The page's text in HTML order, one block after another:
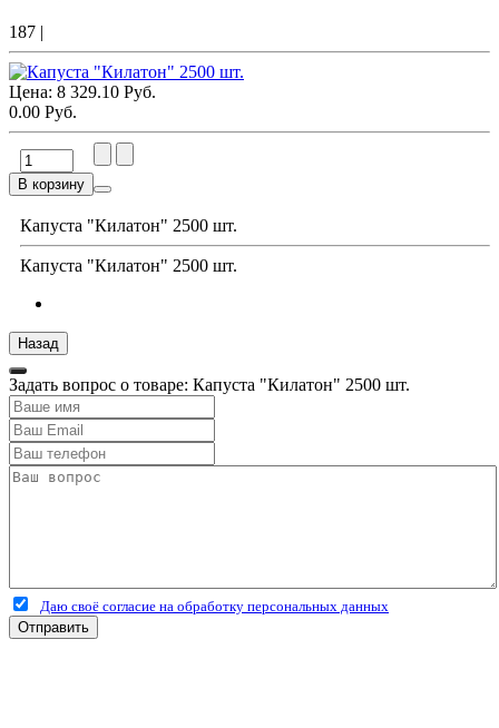
187 |
Цена: 8 329.10 Руб.
0.00 Руб.
В корзину
Капуста "Килатон" 2500 шт.
Капуста "Килатон" 2500 шт.
Задать вопрос о товаре: Капуста "Килатон" 2500 шт.
Даю своё согласие на обработку персональных данных
Отправить